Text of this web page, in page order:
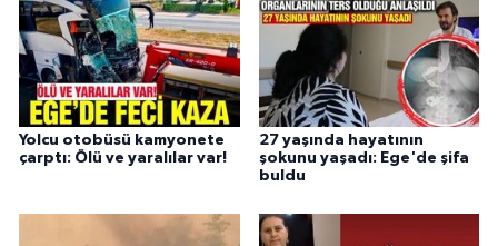
Yolcu otobüsü kamyonete
çarptı: Ölü ve yaralılar var!
27 yaşında hayatının
şokunu yaşadı: Ege'de şifa
buldu